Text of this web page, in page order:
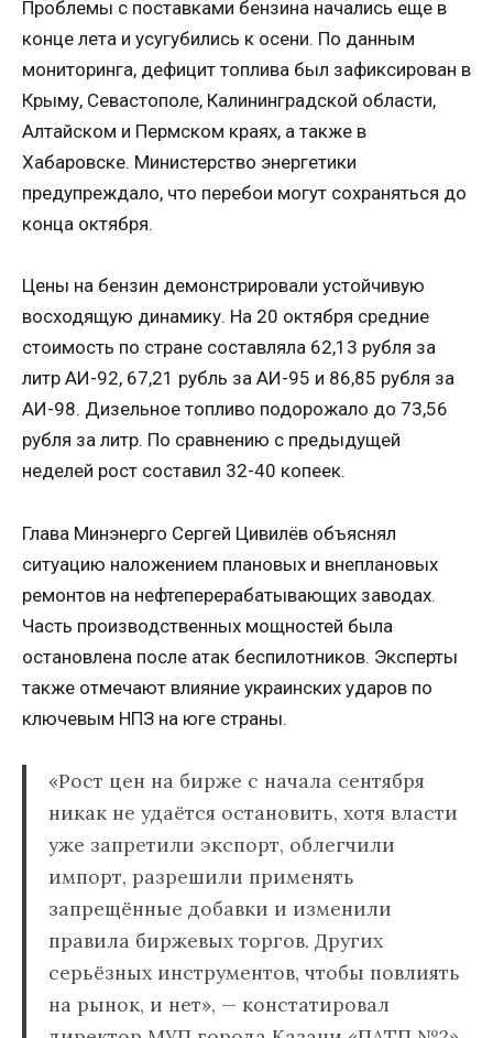
Проблемы с поставками бензина начались еще в
конце лета и усугубились к осени. По данным
мониторинга, дефицит топлива был зафиксирован в
Крыму, Севастополе, Калининградской области,
Алтайском и Пермском краях, а также в
Хабаровске. Министерство энергетики
предупреждало, что перебои могут сохраняться до
конца октября.
Цены на бензин демонстрировали устойчивую
восходящую динамику. На 20 октября средние
стоимость по стране составляла 62,13 рубля за
литр АИ-92, 67,21 рубль за АИ-95 и 86,85 рубля за
АИ-98. Дизельное топливо подорожало до 73,56
рубля за литр. По сравнению с предыдущей
неделей рост составил 32-40 копеек.
Глава Минэнерго Сергей Цивилёв объяснял
ситуацию наложением плановых и внеплановых
ремонтов на нефтеперерабатывающих заводах.
Часть производственных мощностей была
остановлена после атак беспилотников. Эксперты
также отмечают влияние украинских ударов по
ключевым НПЗ на юге страны.
«Рост цен на бирже с начала сентября
никак не удаётся остановить, хотя власти
уже запретили экспорт, облегчили
импорт, разрешили применять
запрещённые добавки и изменили
правила биржевых торгов. Других
серьёзных инструментов, чтобы повлиять
на рынок, и нет», — констатировал